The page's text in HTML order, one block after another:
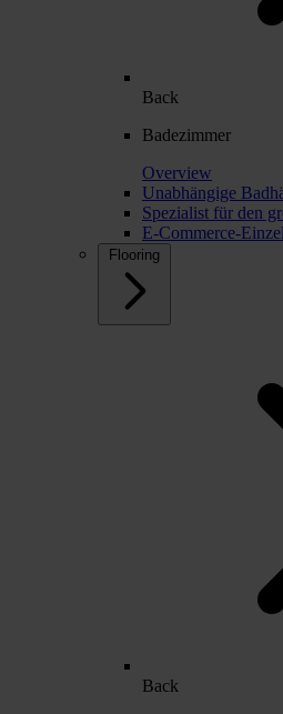
Back
Badezimmer
Overview
Unabhängige
Spezialist für den
E-Commerce-
Flooring
Back